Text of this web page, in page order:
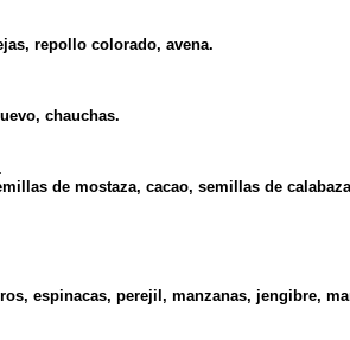
repollo colorado, avena.
chauchas.
de mostaza, cacao, semillas de
espinacas, perejil, manzanas, jengibre,